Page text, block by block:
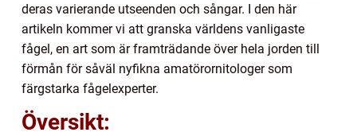
deras varierande utseenden och sångar. I den här
artikeln kommer vi att granska världens vanligaste
fågel, en art som är framträdande över hela jorden till
förmån för såväl nyfikna amatörornitologer som
färgstarka fågelexperter.
Översikt: